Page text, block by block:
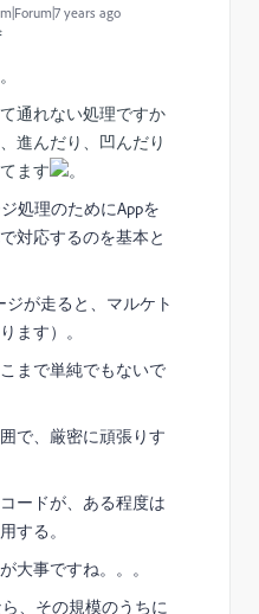
years ago
通れない処理ですか
進んだり、凹んだり
ます
。
処理のためにAppを
対応するのを基本と
ジが走ると、マルケト
ます）。
まで単純でもないで
で、厳密に頑張りす
ードが、ある程度は
する。
大事ですね。。。
ら、その規模のうちに